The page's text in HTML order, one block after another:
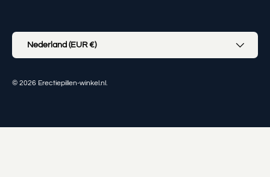
Land/Regio
Nederland (EUR €)
© 2026 Erectiepillen-winkel.nl .